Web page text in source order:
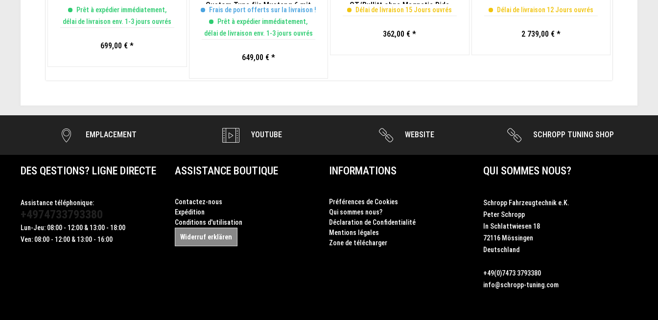
Prêt à expédier immédiatement,
délai de livraison env. 1-3 jours ouvrés
699,00 € *
Custom Tune für Mustang 6 mit
Zulassung
Frais de port offerts sur la livraison !
Prêt à expédier immédiatement,
délai de livraison env. 1-3 jours ouvrés
649,00 € *
GT/Bullitt ohne Magnetic Ride
Délai de livraison 15 Jours ouvrés
362,00 € *
Délai de livraison 12 Jours ouvrés
2 739,00 € *
EMPLACEMENT YOUTUBE WEBSITE SCHROPP TUNING SHOP
DES QESTIONS? LIGNE DIRECTE
Assistance téléphonique:
+4974733793380
Lun-Jeu: 08:00 - 12:00 & 13:00 - 18:00
Ven: 08:00 - 12:00 & 13:00 - 16:00
ASSISTANCE BOUTIQUE
Contactez-nous
Expédition
Conditions d'utilisation
Widerruf erklären
INFORMATIONS
Préférences de Cookies
Qui sommes nous?
Déclaration de Confidentialité
Mentions légales
Zone de télécharger
QUI SOMMES NOUS?
Schropp Fahrzeugtechnik e.K.
Peter Schropp
In Schlattwiesen 18
72116 Mössingen
Deutschland
+49(0)7473 3793380
info@schropp-tuning.com